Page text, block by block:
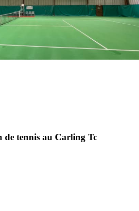
de tennis au Carling Tc